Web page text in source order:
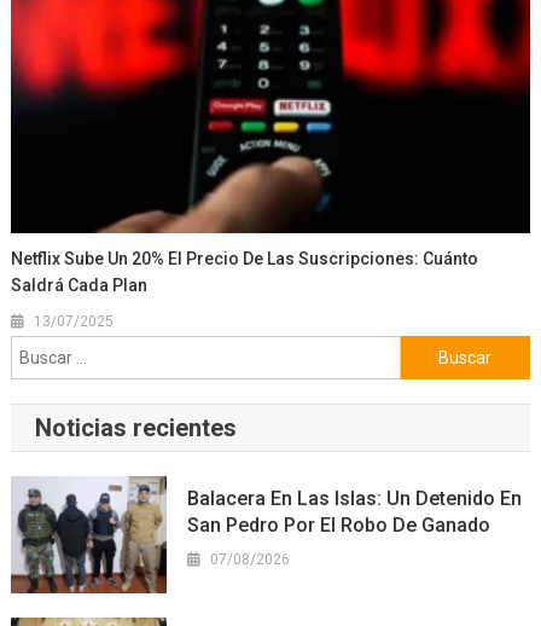
Netflix Sube Un 20% El Precio De Las Suscripciones: Cuánto
Saldrá Cada Plan
13/07/2025
Buscar:
Noticias recientes
Balacera En Las Islas: Un Detenido En
San Pedro Por El Robo De Ganado
07/08/2026